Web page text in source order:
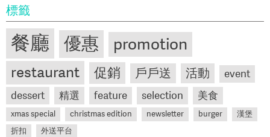
標籤
餐廳 優惠 promotion
restaurant 促銷 戶戶送 活動
event
dessert
精選 feature selection 美食
xmas special christmas edition newsletter burger
漢堡
折扣
外送平台